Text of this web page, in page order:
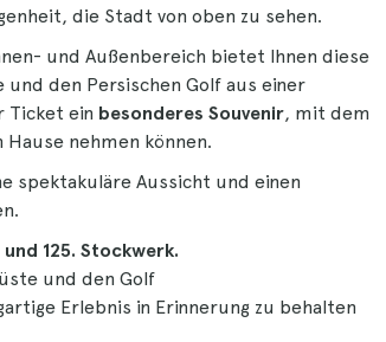
die Stadt von oben zu sehen.
und Außenbereich bietet Ihnen diese
den Persischen Golf aus einer
Ticket ein besonderes Souvenir, mit dem
nehmen können.
spektakuläre Aussicht und einen
und 125. Stockwerk.
und den Golf
Erlebnis in Erinnerung zu behalten